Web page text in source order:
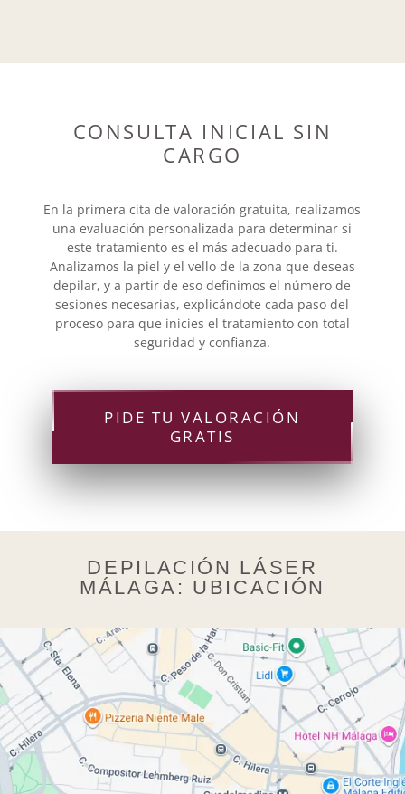
CONSULTA INICIAL SIN
CARGO
En la primera cita de valoración gratuita, realizamos
una evaluación personalizada para determinar si
este tratamiento es el más adecuado para ti.
Analizamos la piel y el vello de la zona que deseas
depilar, y a partir de eso definimos el número de
sesiones necesarias, explicándote cada paso del
proceso para que inicies el tratamiento con total
seguridad y confianza.
PIDE TU VALORACIÓN
GRATIS
DEPILACIÓN LÁSER
MÁLAGA: UBICACIÓN